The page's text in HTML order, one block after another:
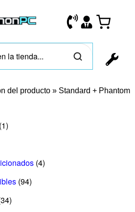
del producto » Standard + Phantom
(1)
(4)
(94)